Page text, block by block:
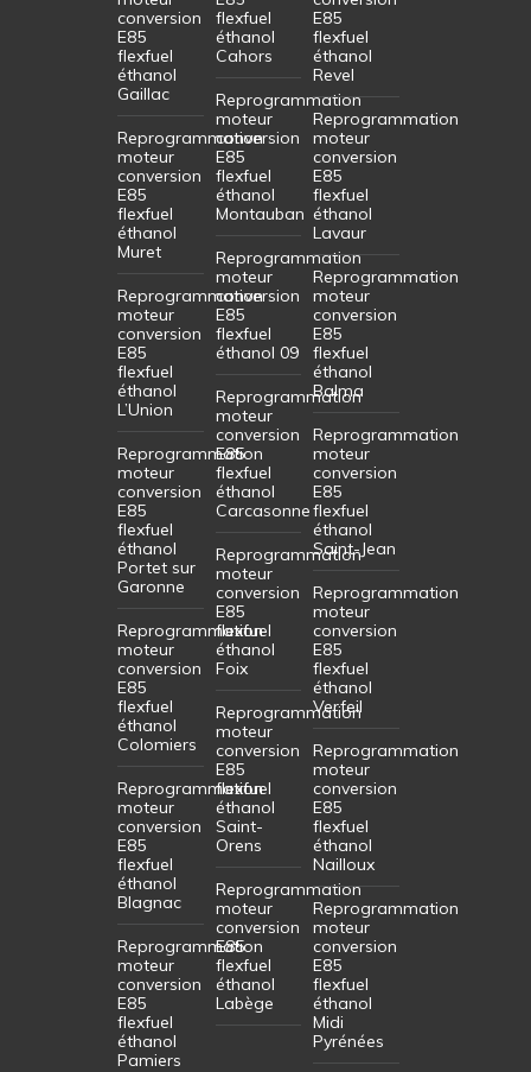
conversion
E85
flexfuel
éthanol
Gaillac
Reprogrammation
moteur
conversion
E85
flexfuel
éthanol
Muret
Reprogrammation
moteur
conversion
E85
flexfuel
éthanol
L’Union
Reprogrammation
moteur
conversion
E85
flexfuel
éthanol
Portet sur
Garonne
Reprogrammation
moteur
conversion
E85
flexfuel
éthanol
Colomiers
Reprogrammation
moteur
conversion
E85
flexfuel
éthanol
Blagnac
Reprogrammation
moteur
conversion
E85
flexfuel
éthanol
Pamiers
flexfuel
éthanol
Cahors
Reprogrammation
moteur
conversion
E85
flexfuel
éthanol
Montauban
Reprogrammation
moteur
conversion
E85
flexfuel
éthanol 09
Reprogrammation
moteur
conversion
E85
flexfuel
éthanol
Carcasonne
Reprogrammation
moteur
conversion
E85
flexfuel
éthanol
Foix
Reprogrammation
moteur
conversion
E85
flexfuel
éthanol
Saint-
Orens
Reprogrammation
moteur
conversion
E85
flexfuel
éthanol
Labège
E85
flexfuel
éthanol
Revel
Reprogrammation
moteur
conversion
E85
flexfuel
éthanol
Lavaur
Reprogrammation
moteur
conversion
E85
flexfuel
éthanol
Balma
Reprogrammation
moteur
conversion
E85
flexfuel
éthanol
Saint-Jean
Reprogrammation
moteur
conversion
E85
flexfuel
éthanol
Verfeil
Reprogrammation
moteur
conversion
E85
flexfuel
éthanol
Nailloux
Reprogrammation
moteur
conversion
E85
flexfuel
éthanol
Midi
Pyrénées